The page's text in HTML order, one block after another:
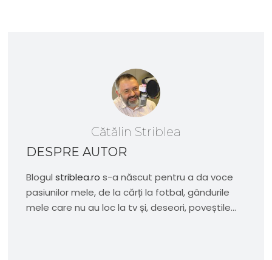
Cătălin Striblea
DESPRE AUTOR
Blogulstriblea.ro s-a născut pentru a da voce
pasiunilor mele, de la cărți la fotbal, gândurile
mele care nu au loc la tv și, deseori, poveștile...